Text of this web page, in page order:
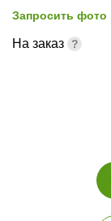
Запросить фото
На заказ